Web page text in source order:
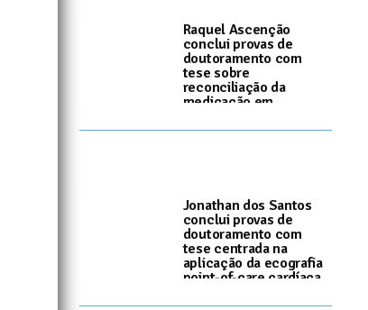
Raquel Ascenção
conclui provas de
doutoramento com
tese sobre
reconciliação da
medicação em
Primários
Jonathan dos Santos
conclui provas de
doutoramento com
tese centrada na
aplicação da ecografia
point-of-care cardíaca